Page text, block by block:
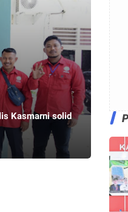
Kasmarni solid